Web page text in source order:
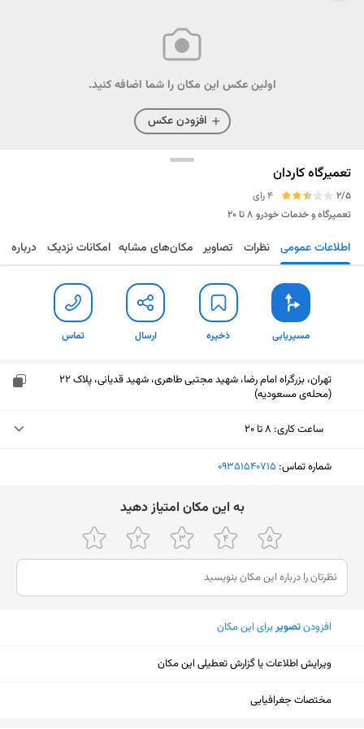
اولین عکس این مکان را شما اضافه کنید.
افزودن عکس
تعمیرگاه کاردان
2/5
4 رای
تعمیرگاه و خدمات خودرو ۸ تا ۲۰
مسیریابی ذخیره ارسال تماس اطلاعات عمومی نظرات تصاویر مکان‌های مشابه امکانات نزدیک درباره
مسیریابی ذخیره ارسال تماس
تهران، بزرگراه امام رضا، شهید مجتبی طاهری، شهید قدیانی، پلاک 22
(محله‌ی مسعودیه)
ساعت کاری: ۸ تا ۲۰
دوشنبه (امروز)
پنجشنبه
۸ تا ۲۰
جمعه
۹ تا ۲۰
شنبه
یکشنبه
شماره تماس: ‎09351540715
ﺑﻪ اﯾﻦ ﻣﮑﺎن اﻣﺘﯿﺎز دﻫﯿﺪ
افزودنتصویربرای این مکان
ویرایش اطلاعات یا گزارش تعطیلی این مکان
مختصات جغرافیایی